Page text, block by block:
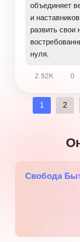
объединяет
и
развить свои
нуля.
2.92K 0
1 2
Свобода